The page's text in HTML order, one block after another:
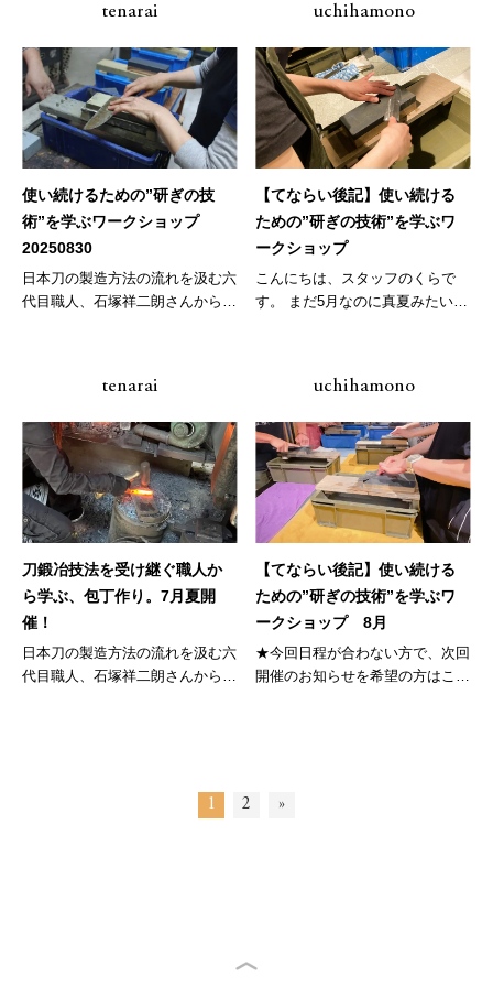
tenarai
使い続けるための”研ぎの技
術”を学ぶワークショップ
20250830
日本刀の製造方法の流れを汲む六
代目職人、石塚祥二朗さんから包
uchihamono
【てならい後記】使い続ける
ための”研ぎの技術”を学ぶワ
ークショップ
こんにちは、スタッフのくらで
す。 まだ5月なのに真夏みたいな
tenarai
刀鍛冶技法を受け継ぐ職人か
ら学ぶ、包丁作り。7月夏開
催！
日本刀の製造方法の流れを汲む六
代目職人、石塚祥二朗さんから包
uchihamono
【てならい後記】使い続ける
ための”研ぎの技術”を学ぶワ
ークショップ 8月
★今回日程が合わない方で、次回
開催のお知らせを希望の方はこち
1 2 »